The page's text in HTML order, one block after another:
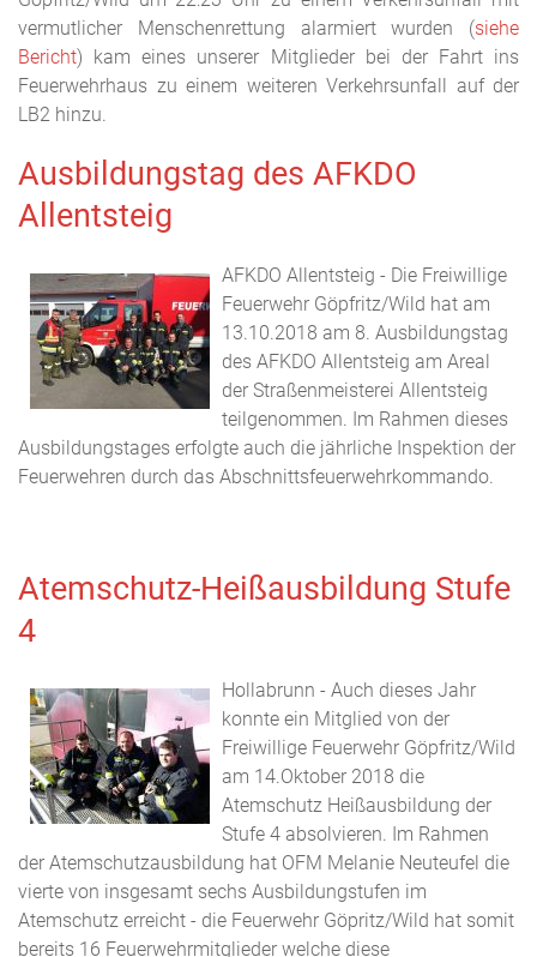
vermutlicher Menschenrettung alarmiert wurden (siehe
Bericht) kam eines unserer Mitglieder bei der Fahrt ins
Feuerwehrhaus zu einem weiteren Verkehrsunfall auf der
LB2 hinzu.
Ausbildungstag des AFKDO
Allentsteig
AFKDO Allentsteig - Die Freiwillige
Feuerwehr Göpfritz/Wild hat am
13.10.2018 am 8. Ausbildungstag
des AFKDO Allentsteig am Areal
der Straßenmeisterei Allentsteig
teilgenommen. Im Rahmen dieses
Ausbildungstages erfolgte auch die jährliche Inspektion der
Feuerwehren durch das Abschnittsfeuerwehrkommando.
Atemschutz-Heißausbildung Stufe
4
Hollabrunn - Auch dieses Jahr
konnte ein Mitglied von der
Freiwillige Feuerwehr Göpfritz/Wild
am 14.Oktober 2018 die
Atemschutz Heißausbildung der
Stufe 4 absolvieren. Im Rahmen
der Atemschutzausbildung hat OFM Melanie Neuteufel die
vierte von insgesamt sechs Ausbildungstufen im
Atemschutz erreicht - die Feuerwehr Göpritz/Wild hat somit
bereits 16 Feuerwehrmitglieder welche diese